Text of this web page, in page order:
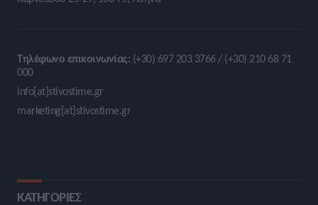
Τηλέφωνο επικοινωνίας: (+30) 697 203 3766 / (+30) 210 68 71
000
info[at]stivostime.gr
marketing[at]stivostime.gr
ΚΑΤΗΓΟΡΙΕΣ